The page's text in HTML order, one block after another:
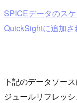
SPICEデータのス
QuickSightに追加さ
下記のデータソー
ジュールリフレッ